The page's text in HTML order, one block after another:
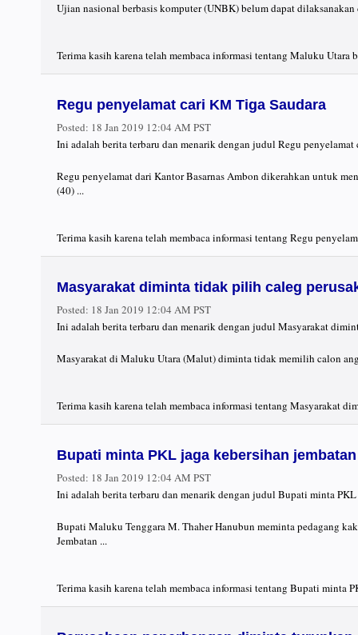
Ujian nasional berbasis komputer (UNBK) belum dapat
Terima kasih karena telah membaca informasi tentang Maluku
Regu penyelamat cari KM Tiga Saudara
Posted: 18 Jan 2019 12:04 AM PST
Ini adalah berita terbaru dan menarik dengan judul Regu
Regu penyelamat dari Kantor Basarnas Ambon dikerahkan untuk
(40) ...
Terima kasih karena telah membaca informasi tentang Regu
Masyarakat diminta tidak pilih caleg
Posted: 18 Jan 2019 12:04 AM PST
Ini adalah berita terbaru dan menarik dengan judul Masyarakat
Masyarakat di Maluku Utara (Malut) diminta tidak memilih calon
Terima kasih karena telah membaca informasi tentang Masyarakat
Bupati minta PKL jaga kebersihan
Posted: 18 Jan 2019 12:04 AM PST
Ini adalah berita terbaru dan menarik dengan judul Bupati minta
Bupati Maluku Tenggara M. Thaher Hanubun meminta pedagang
Jembatan ...
Terima kasih karena telah membaca informasi tentang Bupati minta